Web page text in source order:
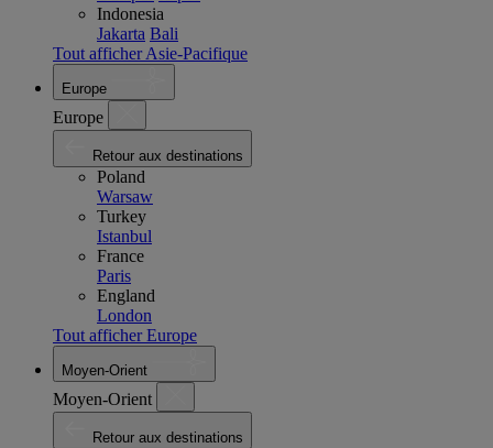
Indonesia
Jakarta Bali
Tout afficher Asie-Pacifique
Europe
Europe
Retour aux destinations
Poland
Warsaw
Turkey
Istanbul
France
Paris
England
London
Tout afficher Europe
Moyen-Orient
Moyen-Orient
Retour aux destinations